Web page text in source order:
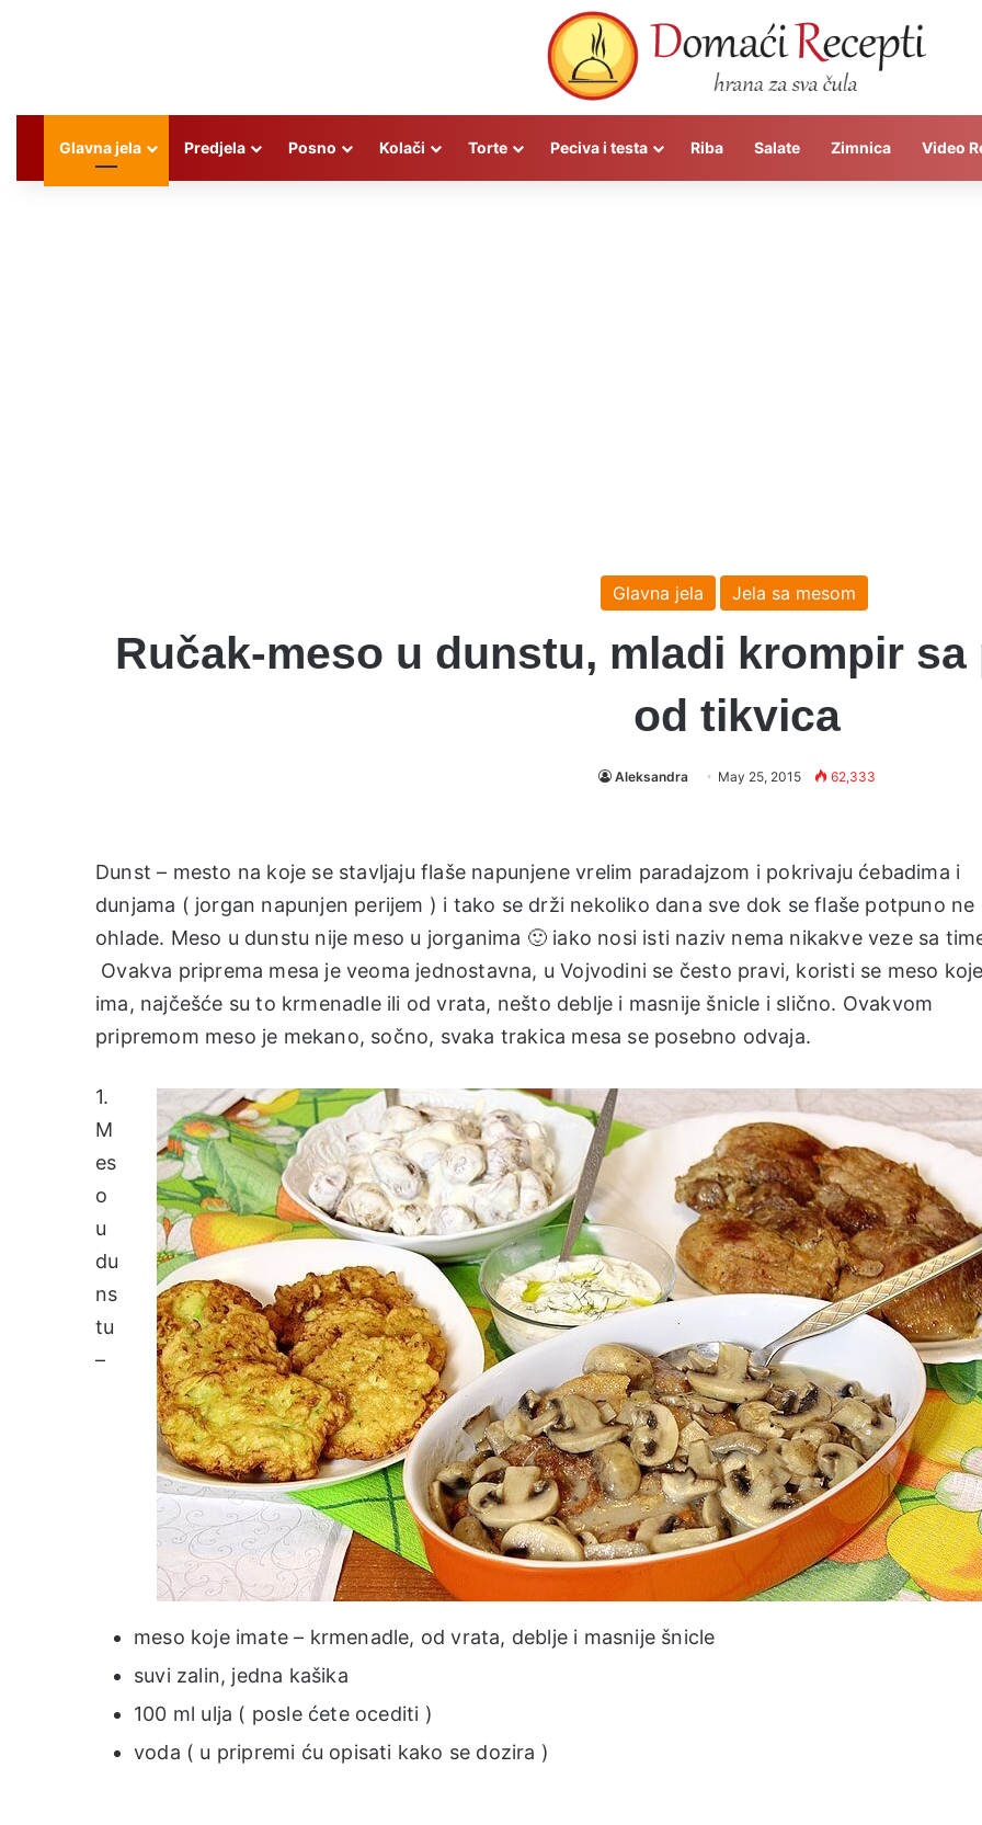
Glavna jela Predjela Posno Kolači Torte Peciva i testa Riba Salate Zimnica Video
Glavna jela Jela sa mesom
Ručak-meso u dunstu, mladi krompir
od tikvica
Aleksandra May 25, 2015 62,333
Dunst – mesto na koje se stavljaju flaše napunjene vrelim paradajzom i pokrivaju ćebadima i
dunjama ( jorgan napunjen perijem ) i tako se drži nekoliko dana sve dok se flaše potpuno ne
ohlade. Meso u dunstu nije meso u jorganima 🙂 iako nosi isti naziv nema nikakve veze sa
Ovakva priprema mesa je veoma jednostavna, u Vojvodini se često pravi, koristi se meso
ima, najčešće su to krmenadle ili od vrata, nešto deblje i masnije šnicle i slično. Ovakvom
pripremom meso je mekano, sočno, svaka trakica mesa se posebno odvaja.
1.
M
es
o
u
du
ns
tu
–
meso koje imate – krmenadle, od vrata, deblje i masnije šnicle
suvi zalin, jedna kašika
100 ml ulja ( posle ćete ocediti )
voda ( u pripremi ću opisati kako se dozira )